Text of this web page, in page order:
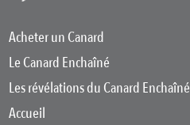
Acheter un Canard
Le Canard Enchaîné
Les révélations du Canard Enchaîné
Accueil